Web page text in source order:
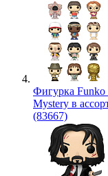
Фигурка Funko
Mystery в
(83667)